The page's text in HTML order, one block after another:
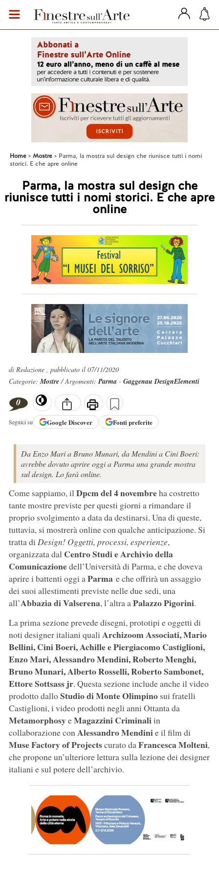
Home Mostre
Parma, la mostra sul design che riunisce tutti i nomi
storici. E che apre online
Parma, la mostra sul design che
riunisce tutti i nomi storici. E che apre
online
di Redazione , pubblicato il 07/11/2020
Categorie:Mostre/ Argomenti:Parma- Gaggenau DesignElementi
0
Seguici su GoogleDiscover Fonti preferite
Da Enzo Mari a Bruno Munari, da Mendini a Cini Boeri:
avrebbe dovuto aprire oggi a Parma una grande mostra
sul design. Lo farà online.
Come sappiamo, ilDpcm del 4 novembreha costretto
tante mostre previste per questi giorni a rimandare il
proprio svolgimento a data da destinarsi. Una di queste,
tuttavia, si mostrerà online con qualche anticipazione. Si
tratta di Design! Oggetti, processi, esperienze,
organizzata dal Centro Studi e Archivio della
Comunicazionedell’Università di Parma, e che doveva
aprire i battenti oggi aParmae che offrirà un assaggio
dei suoi allestimenti previste nelle due sedi, una
all’Abbazia di Valserena, l’altra aPalazzo Pigorini.
La prima sezione prevede disegni, prototipi e oggetti di
noti designer italiani quali Archizoom Associati, Mario
Bellini, Cini Boeri, Achille e Piergiacomo Castiglioni,
Enzo Mari, Alessandro Mendini, Roberto Menghi,
Bruno Munari, Alberto Rosselli, Roberto Sambonet,
Ettore Sottsass jr. Questa sezione include anche il video
prodotto dalloStudio di Monte Olimpinosui fratelli
Castiglioni, i video prodotti negli anni Ottanta da
MetamorphosyeMagazzini Criminaliin
collaborazione conAlessandro Mendinie il film di
Muse Factory of Projectscurato daFrancesca Molteni,
che propone un’ulteriore lettura sulla lezione dei designer
italiani e sul potere dell’archivio.